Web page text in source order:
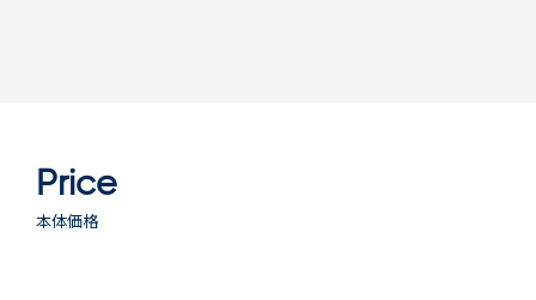
Price
本体価格